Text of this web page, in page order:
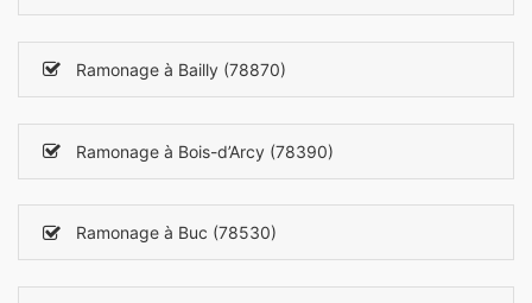
Ramonage à Bailly (78870)
Ramonage à Bois-d’Arcy (78390)
Ramonage à Buc (78530)